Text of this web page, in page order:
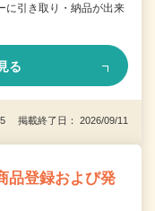
に引き取り・納品が出来
る
掲載終了日： 2026/09/11
品登録および発